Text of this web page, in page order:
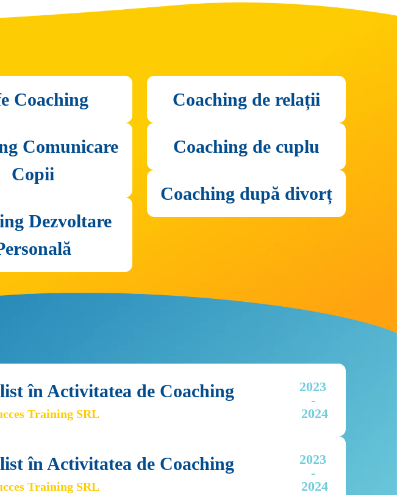
Coaching
Comunicare
Copii
Dezvoltare
Coaching de relații
Coaching de cuplu
Coaching după divorț
în Activitatea de Coaching
Training SRL
2023
-
2024
în Activitatea de Coaching
Training SRL
2023
-
2024